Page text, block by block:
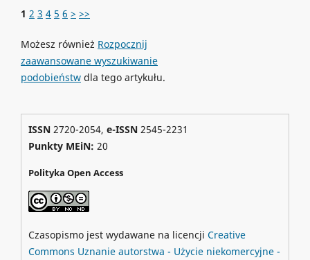
1 2 3 4 5 6 > >>
Możesz również Rozpocznij
zaawansowane wyszukiwanie
podobieństwdla tego artykułu.
ISSN2720-2054, e-ISSN2545-2231
Punkty MEiN: 20
Polityka Open Access
Czasopismo jest wydawane na licencji Creative
Commons Uznanie autorstwa - Użycie niekomercyjne -